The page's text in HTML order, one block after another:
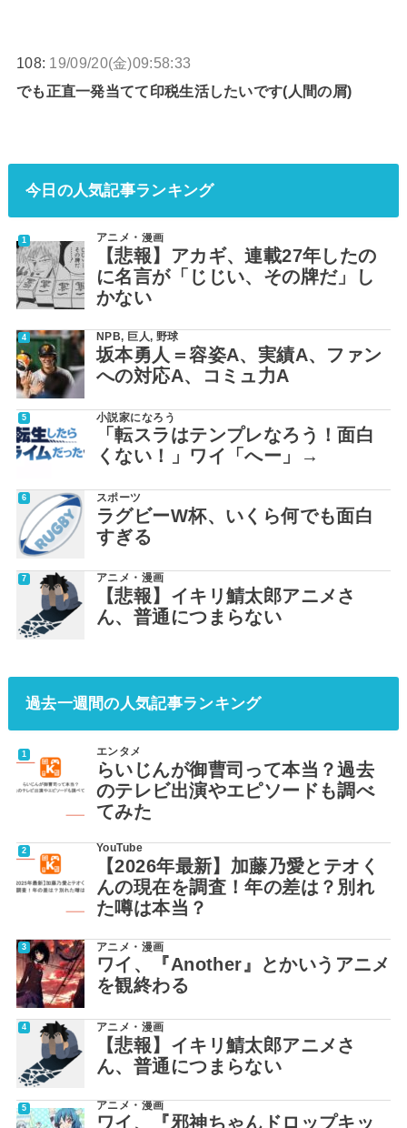
108: 19/09/20(金)09:58:33
でも正直一発当てて印税生活したいです(人間の屑)
今日の人気記事ランキング
アニメ・漫画
【悲報】アカギ、連載27年したの
に名言が「じじい、その牌だ」し
かない
NPB, 巨人, 野球
坂本勇人＝容姿A、実績A、ファン
への対応A、コミュ力A
小説家になろう
「転スラはテンプレなろう！面白
くない！」ワイ「へー」→
スポーツ
ラグビーW杯、いくら何でも面白
すぎる
アニメ・漫画
【悲報】イキリ鯖太郎アニメさ
ん、普通につまらない
過去一週間の人気記事ランキング
エンタメ
らいじんが御曹司って本当？過去
のテレビ出演やエピソードも調べ
てみた
YouTube
【2026年最新】加藤乃愛とテオく
んの現在を調査！年の差は？別れ
た噂は本当？
アニメ・漫画
ワイ、『Another』とかいうアニメ
を観終わる
アニメ・漫画
【悲報】イキリ鯖太郎アニメさ
ん、普通につまらない
アニメ・漫画
ワイ、『邪神ちゃんドロップキッ